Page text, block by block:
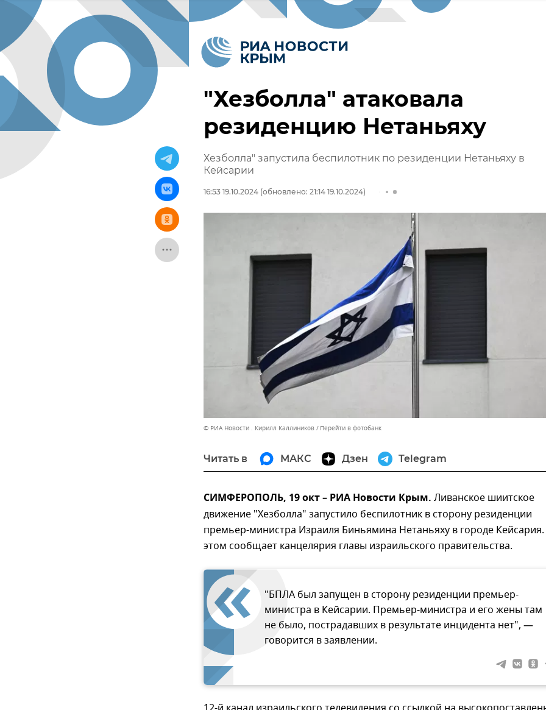
"Хезболла" атаковала
резиденцию Нетаньяху
Хезболла" запустила беспилотник по резиденции Нетаньяху в
Кейсарии
16:53 19.10.2024 (обновлено: 21:14 19.10.2024)
© РИА Новости . Кирилл Каллиников Перейти в фотобанк
Читать в МАКС Дзен Telegram
СИМФЕРОПОЛЬ, 19 окт – РИА Новости Крым. Ливанское шиитское
движение "Хезболла" запустило беспилотник в сторону резиденции
премьер-министра Израиля Биньямина Нетаньяху в городе
этом сообщает канцелярия главы израильского правительства.
"БПЛА был запущен в сторону резиденции премьер-
министра в Кейсарии. Премьер-министра и его жены там
не было, пострадавших в результате инцидента нет", —
говорится в заявлении.